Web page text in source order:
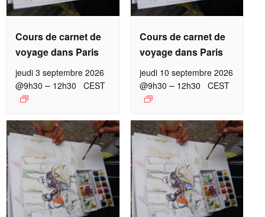
Cours de carnet de
voyage dans Paris
jeudi 3 septembre 2026
@9h30 – 12h30 CEST
Cours de carnet de
voyage dans Paris
jeudi 10 septembre 2026
@9h30 – 12h30 CEST